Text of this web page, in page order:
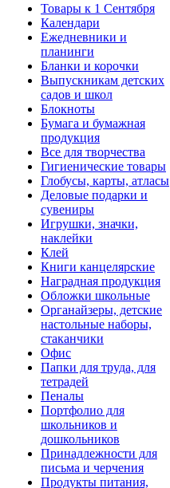
Товары к 1 Сентября
Календари
Ежедневники и
планинги
Бланки и корочки
Выпускникам детских
садов и школ
Блокноты
Бумага и бумажная
продукция
Все для творчества
Гигиенические товары
Глобусы, карты, атласы
Деловые подарки и
сувениры
Игрушки, значки,
наклейки
Клей
Книги канцелярские
Наградная продукция
Обложки школьные
Органайзеры, детские
настольные наборы,
стаканчики
Офис
Папки для труда, для
тетрадей
Пеналы
Портфолио для
школьников и
дошкольников
Принадлежности для
письма и черчения
Продукты питания,